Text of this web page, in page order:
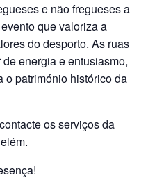
e não fregueses a
que valoriza a
do desporto. As ruas
energia e entusiasmo,
o património histórico da
os serviços da